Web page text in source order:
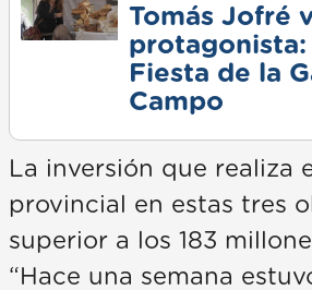
Tomás Jofré
protagonista:
Fiesta de la
Campo
La inversión que realiza
provincial en estas tres
superior a los 183
“Hace una semana